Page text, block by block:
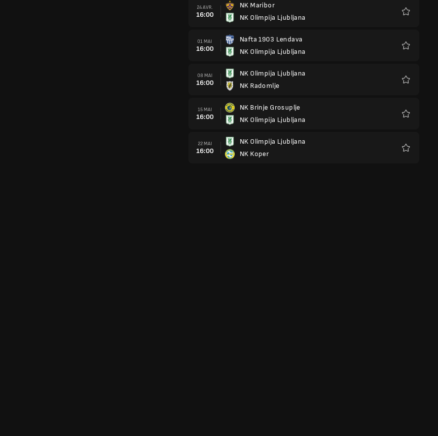
24 AVR.
16:00
NK Maribor
NK Olimpija Ljubljana
01 MAI
16:00
Nafta 1903 Lendava
NK Olimpija Ljubljana
08 MAI
16:00
NK Olimpija Ljubljana
NK Radomlje
15 MAI
16:00
NK Brinje Grosuplje
NK Olimpija Ljubljana
22 MAI
16:00
NK Olimpija Ljubljana
NK Koper